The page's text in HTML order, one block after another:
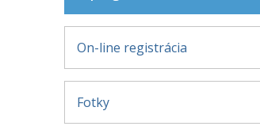
On-line registrácia
Fotky